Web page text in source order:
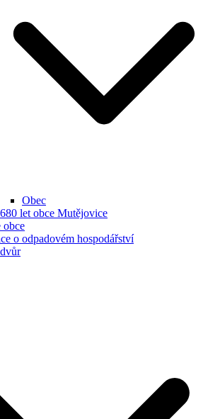
Obec
let obce Mutějovice
obce
o odpadovém hospodářství